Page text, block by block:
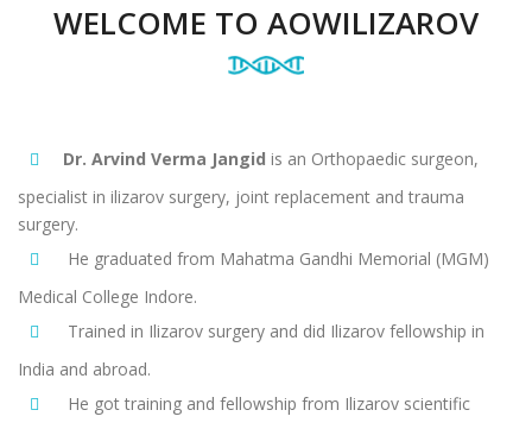
WELCOME TO AOWILIZAROV
Dr. Arvind Verma Jangid is an Orthopaedic surgeon,
specialist in ilizarov surgery, joint replacement and trauma
surgery.
He graduated from Mahatma Gandhi Memorial (MGM)
Medical College Indore.
Trained in Ilizarov surgery and did Ilizarov fellowship in
India and abroad.
He got training and fellowship from Ilizarov scientific